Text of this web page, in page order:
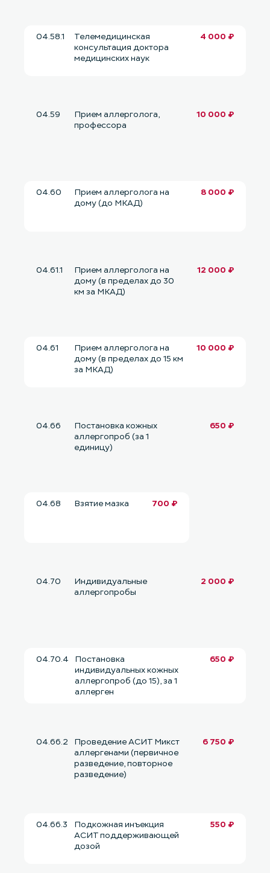
04.58.1
Телемедицинская
консультация доктора
медицинских наук
4 000 ₽
04.59
Прием аллерголога,
профессора
10 000 ₽
04.60
Прием аллерголога на
дому (до МКАД)
8 000 ₽
04.61.1
Прием аллерголога на
дому (в пределах до 30
км за МКАД)
12 000 ₽
04.61
Прием аллерголога на
дому (в пределах до 15 км
за МКАД)
10 000 ₽
04.66
Постановка кожных
аллергопроб (за 1
единицу)
650 ₽
04.68 Взятие мазка 700 ₽
04.70
Индивидуальные
аллергопробы
2 000 ₽
04.70.4
Постановка
индивидуальных кожных
аллергопроб (до 15), за 1
аллерген
650 ₽
04.66.2
Проведение АСИТ Микст
аллергенами (первичное
разведение, повторное
разведение)
6 750 ₽
04.66.3
Подкожная инъекция
АСИТ поддерживающей
дозой
550 ₽